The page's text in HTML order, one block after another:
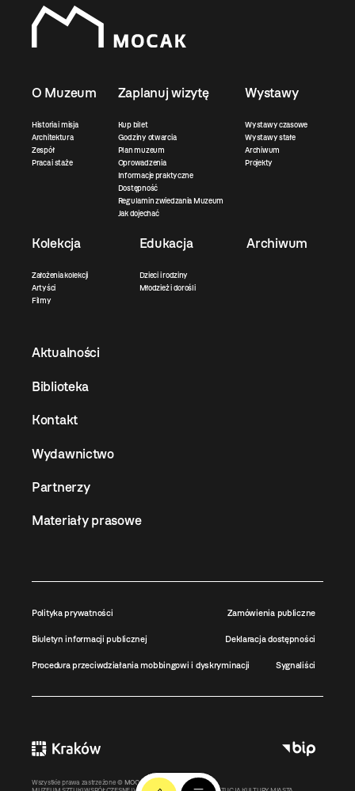
O Muzeum
Historia i misja
Architektura
Zespół
Praca i staże
Zaplanuj wizytę
Kup bilet
Godziny otwarcia
Plan muzeum
Oprowadzenia
Informacje praktyczne
Dostępność
Regulamin zwiedzania Muzeum
Jak dojechać
Wystawy
Wystawy czasowe
Wystawy stałe
Archiwum
Projekty
Kolekcja
Założenia kolekcji
Artyści
Filmy
Edukacja
Dzieci i rodziny
Młodzież i dorośli
Archiwum
Aktualności
Biblioteka
Kontakt
Wydawnictwo
Partnerzy
Materiały prasowe
Polityka prywatności Zamówienia publiczne
Biuletyn informacji publicznej Deklaracja dostępności
Procedura przeciwdziałania mobbingowi i dyskryminacji Sygnaliści
Wszystkie prawa zastrzeżone © MOCAK2011-2026